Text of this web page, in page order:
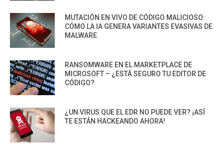
MUTACIÓN EN VIVO DE CÓDIGO MALICIOSO:
CÓMO LA IA GENERA VARIANTES EVASIVAS DE
MALWARE
RANSOMWARE EN EL MARKETPLACE DE
MICROSOFT – ¿ESTÁ SEGURO TU EDITOR DE
CÓDIGO?
¿UN VIRUS QUE EL EDR NO PUEDE VER? ¡ASÍ
TE ESTÁN HACKEANDO AHORA!